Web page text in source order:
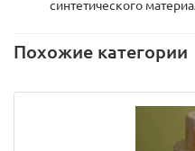
синтетического
Похожие категории